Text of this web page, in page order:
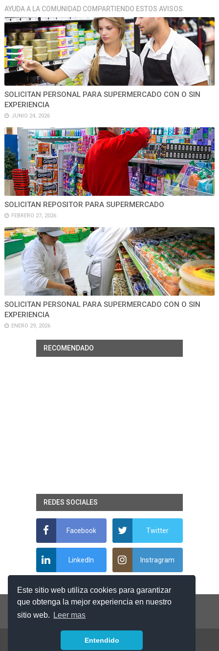
Este sitio web utiliza cookies para garantizar
que obtenga la mejor experiencia en nuestro
sitio web.
Leer mas
Entendido
AYUDA A LA COMUNIDAD COMPARTIENDO ESTOS AVISOS.
SOLICITAN PERSONAL PARA SUPERMERCADO CON O SIN
EXPERIENCIA
JUNIO 24, 2026
SOLICITAN REPOSITOR PARA SUPERMERCADO
FEBRERO 27, 2026
SOLICITAN PERSONAL PARA SUPERMERCADO CON O SIN
EXPERIENCIA
ENERO 29, 2026
RECOMENDADO
REDES SOCIALES
Facebook Twitter
LinkedIn Instragram